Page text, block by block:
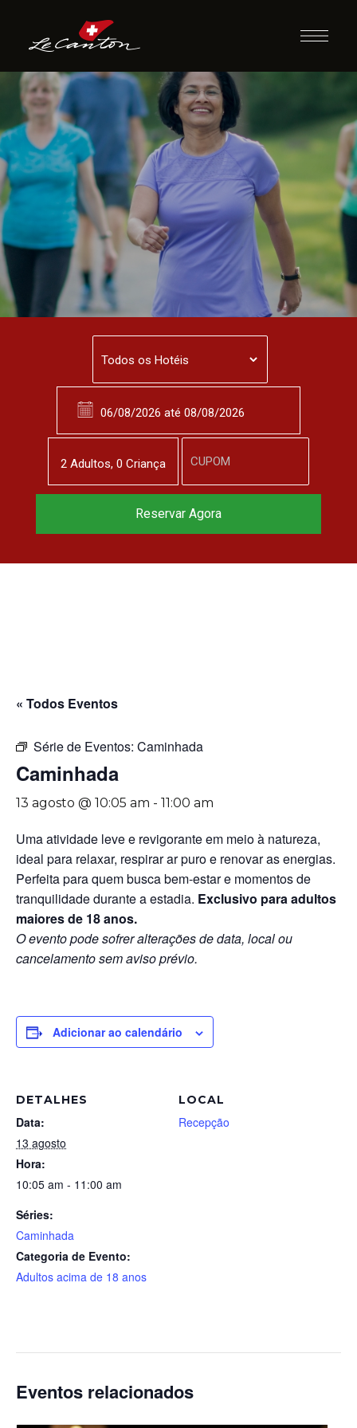
Caminhada
« Todos Eventos
Série de Eventos: Caminhada
Caminhada
13 agosto @ 10:05 am - 11:00 am
Uma atividade leve e revigorante em meio à natureza,
ideal para relaxar, respirar ar puro e renovar as energias.
Perfeita para quem busca bem-estar e momentos de
tranquilidade durante a estadia. Exclusivo para adultos
maiores de 18 anos.
O evento pode sofrer alterações de data, local ou
cancelamento sem aviso prévio.
Adicionar ao calendário
DETALHES
Data:
13 agosto
Hora:
10:05 am - 11:00 am
Séries:
Caminhada
Categoria de Evento:
Adultos acima de 18 anos
LOCAL
Recepção
Eventos relacionados
2 Adultos, 0 Criança
Reservar Agora